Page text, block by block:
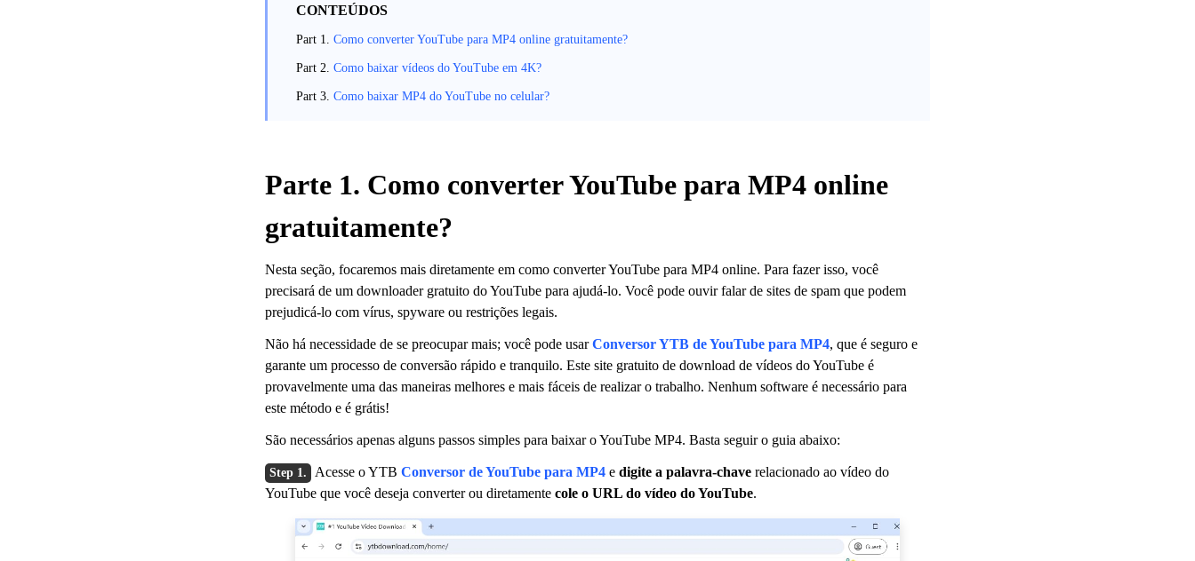
CONTEÚDOS
Part 1. Como converter YouTube para MP4 online gratuitamente?
Part 2. Como baixar vídeos do YouTube em 4K?
Part 3. Como baixar MP4 do YouTube no celular?
Parte 1. Como converter YouTube para MP4 online
gratuitamente?
Nesta seção, focaremos mais diretamente em como converter YouTube para MP4 online. Para fazer isso, você
precisará de um downloader gratuito do YouTube para ajudá-lo. Você pode ouvir falar de sites de spam que podem
prejudicá-lo com vírus, spyware ou restrições legais.
Não há necessidade de se preocupar mais; você pode usarConversor YTB de YouTube para MP4, que é seguro e
garante um processo de conversão rápido e tranquilo. Este site gratuito de download de vídeos do YouTube é
provavelmente uma das maneiras melhores e mais fáceis de realizar o trabalho. Nenhum software é necessário para
este método e é grátis!
São necessários apenas alguns passos simples para baixar o YouTube MP4. Basta seguir o guia abaixo:
Acesse o YTB Conversor de YouTube para MP4 e digite a palavra-chave relacionado ao vídeo do
YouTube que você deseja converter ou diretamente cole o URL do vídeo do YouTube.